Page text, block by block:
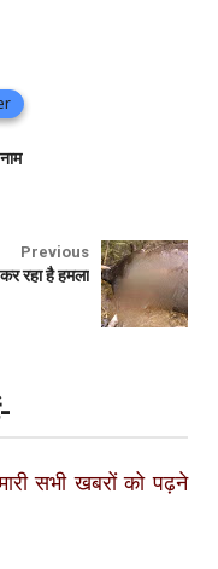
Previous
रहा है हमला
सभी खबरों को पढ़ने